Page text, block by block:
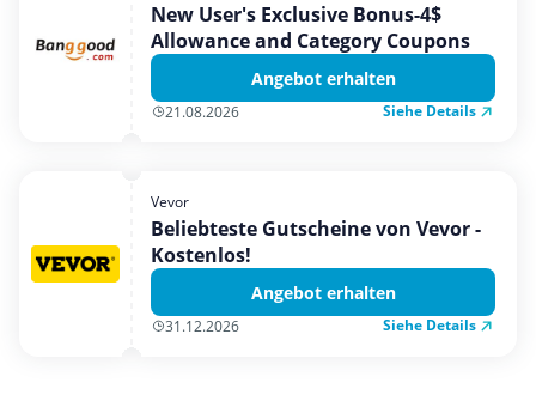
New User's Exclusive Bonus-4$
Allowance and Category Coupons
Angebot erhalten
21.08.2026 Siehe Details
Vevor
Beliebteste Gutscheine von Vevor -
Kostenlos!
Angebot erhalten
31.12.2026 Siehe Details